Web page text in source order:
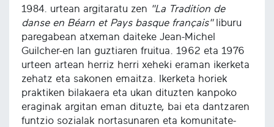
1984. urtean argitaratu zen "La Tradition de
danse en Béarn et Pays basque français"liburu
paregabean atxeman daiteke Jean-Michel
Guilcher-en lan guztiaren fruitua. 1962 eta 1976
urteen artean herriz herri xeheki eraman ikerketa
zehatz eta sakonen emaitza. Ikerketa horiek
praktiken bilakaera eta ukan dituzten kanpoko
eraginak argitan eman dituzte, bai eta dantzaren
funtzio sozialak nortasunaren eta komunitate-